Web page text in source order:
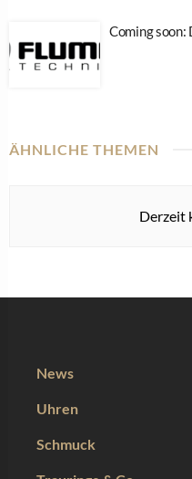
Coming soon:
ÄHNLICHE THEMEN
Derzeit
News
Uhren
Schmuck